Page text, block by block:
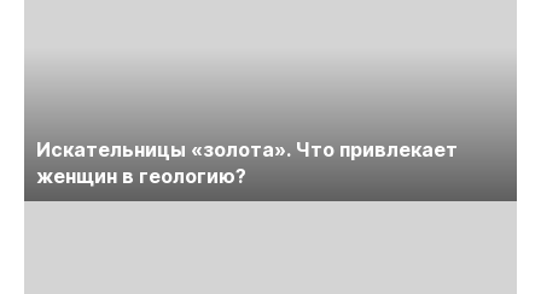
Искательницы «золота». Что привлекает
женщин в геологию?